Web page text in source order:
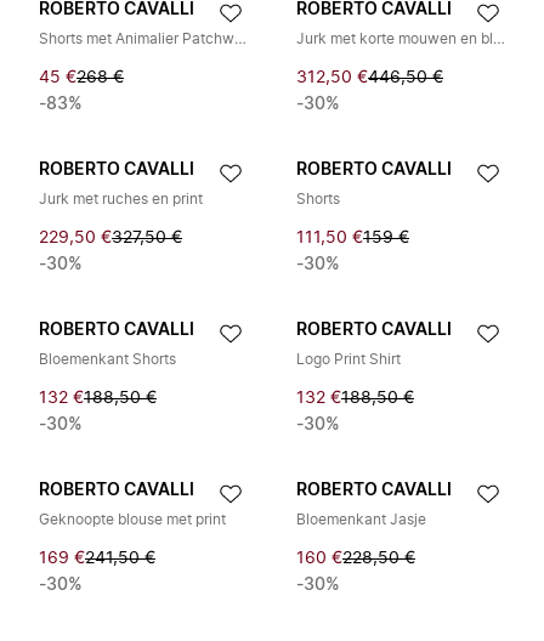
ROBERTO CAVALLI
Shorts met Animalier Patchwork-Print Applicatie
45 €268 €
-83%
ROBERTO CAVALLI
Jurk met korte mouwen en bloemenprint
312,50 €446,50 €
-30%
ROBERTO CAVALLI
Jurk met ruches en print
229,50 €327,50 €
-30%
ROBERTO CAVALLI
Shorts
111,50 €159 €
-30%
ROBERTO CAVALLI
Bloemenkant Shorts
132 €188,50 €
-30%
ROBERTO CAVALLI
Logo Print Shirt
132 €188,50 €
-30%
ROBERTO CAVALLI
Geknoopte blouse met print
169 €241,50 €
-30%
ROBERTO CAVALLI
Bloemenkant Jasje
160 €228,50 €
-30%